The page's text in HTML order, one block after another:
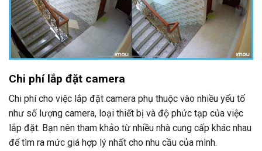
Chi phí lắp đặt camera
Chi phí cho việc lắp đặt camera phụ thuộc vào nhiều yếu tố
như số lượng camera, loại thiết bị và độ phức tạp của việc
lắp đặt. Bạn nên tham khảo từ nhiều nhà cung cấp khác nhau
để tìm ra mức giá hợp lý nhất cho nhu cầu của mình.